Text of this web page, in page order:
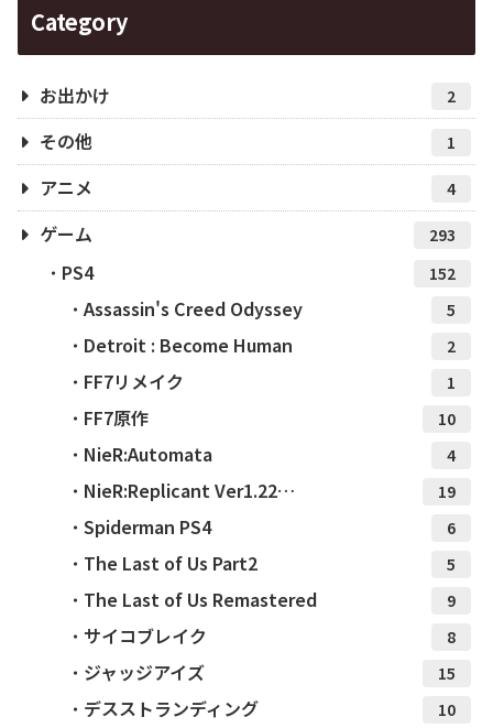
Category
お出かけ 2
その他 1
アニメ 4
ゲーム 293
PS4 152
Assassin's Creed Odyssey 5
Detroit : Become Human 2
FF7リメイク 1
FF7原作 10
NieR:Automata 4
NieR:Replicant Ver1.22… 19
Spiderman PS4 6
The Last of Us Part2 5
The Last of Us Remastered 9
サイコブレイク 8
ジャッジアイズ 15
デスストランディング 10